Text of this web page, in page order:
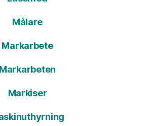
Målare
Markarbete
Markarbeten
Markiser